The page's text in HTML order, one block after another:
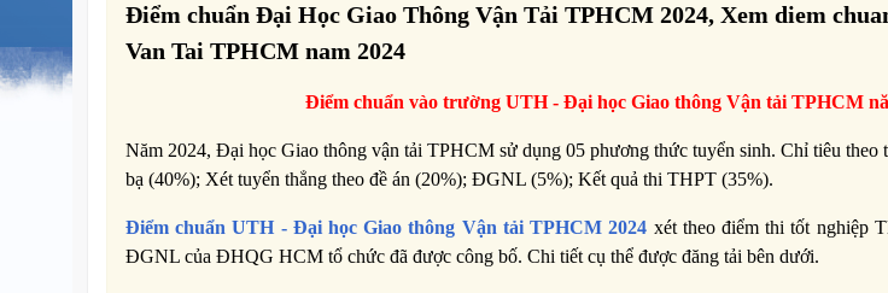
Điểm chuẩn Đại Học Giao Thông Vận Tải TPHCM 2024, Xem diem
Van Tai TPHCM nam 2024
Điểm chuẩn vào trường UTH - Đại học Giao thông Vận tải TPHCM
Năm 2024, Đại học Giao thông vận tải TPHCM sử dụng 05 phương thức tuyển sinh. Chỉ tiêu theo
bạ (40%); Xét tuyển thẳng theo đề án (20%); ĐGNL (5%); Kết quả thi THPT (35%).
Điểm chuẩn UTH - Đại học Giao thông Vận tải TPHCM 2024 xét theo điểm thi tốt nghiệp
ĐGNL của ĐHQG HCM tổ chức đã được công bố. Chi tiết cụ thể được đăng tải bên dưới.